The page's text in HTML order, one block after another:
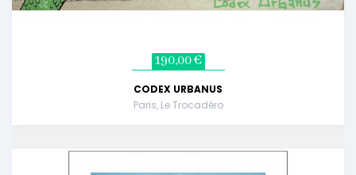
190,00 €
CODEX URBANUS
Paris, Le Trocadéro